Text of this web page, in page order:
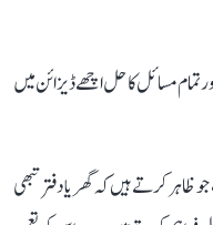
تمام مسائل کا حل اچھے ڈیزائن میں
جو ظاہر کرتے ہیں کہ گھر یا دفتر تبھی